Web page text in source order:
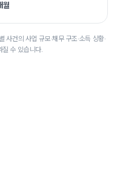
월
건의 사업 규모·채무 구조·소득 상황·
질 수 있습니다.